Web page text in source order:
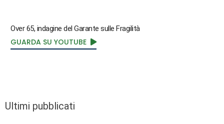
Over 65, indagine del Garante sulle Fragilità
GUARDA SU YOUTUBE
Ultimi pubblicati